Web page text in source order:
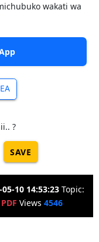
wakati wa
?
SAVE
05-10 14:53:23 Topic:
Views 4546